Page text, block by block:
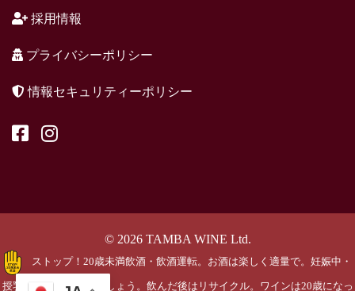
採用情報
プライバシーポリシー
情報セキュリティーポリシー
© 2026 TAMBA WINE Ltd.
ストップ！20歳未満飲酒・飲酒運転。お酒は楽しく適量で。妊娠中・
授乳期の飲酒はやめましょう。飲んだ後はリサイクル。ワインは20歳になっ